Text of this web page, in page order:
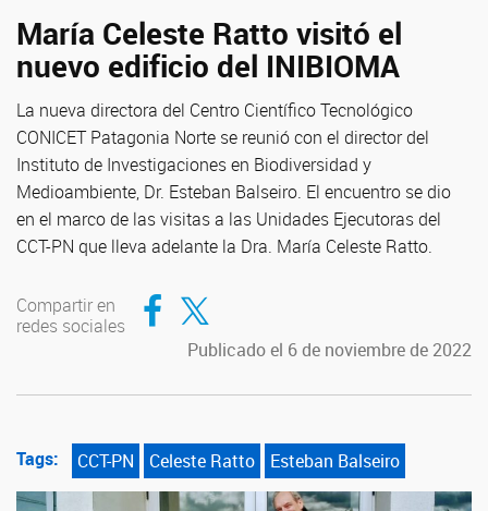
María Celeste Ratto visitó el
nuevo edificio del INIBIOMA
La nueva directora del Centro Científico Tecnológico
CONICET Patagonia Norte se reunió con el director del
Instituto de Investigaciones en Biodiversidad y
Medioambiente, Dr. Esteban Balseiro. El encuentro se dio
en el marco de las visitas a las Unidades Ejecutoras del
CCT-PN que lleva adelante la Dra. María Celeste Ratto.
Compartir en
redes sociales
Compartir en Facebook
Compartir en Twitter
Publicado el 6 de noviembre de 2022
Tags: CCT-PN Celeste Ratto Esteban Balseiro